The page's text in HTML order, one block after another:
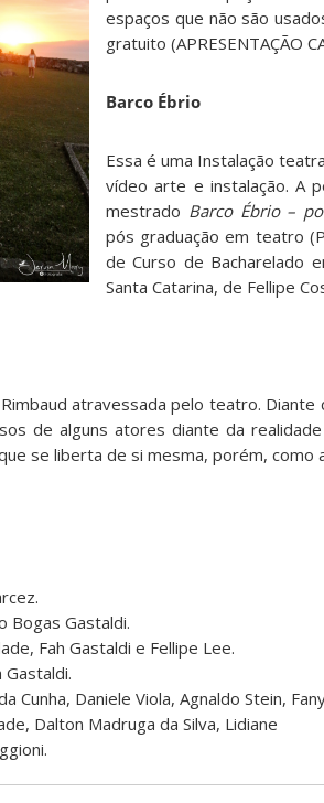
espaços que não são
gratuito (APRESENTAÇÃO
Barco Ébrio
Essa é uma Instalação
vídeo arte e instalação. A
mestrado Barco Ébrio –
pós graduação em teatro
de Curso de Bacharelado
Santa Catarina, de Fellipe
atravessada pelo teatro.
de alguns atores diante da
se liberta de si mesma, porém, como
Bogas Gastaldi.
Fah Gastaldi e Fellipe Lee.
Gastaldi.
Cunha, Daniele Viola, Agnaldo Stein,
Dalton Madruga da Silva, Lidiane